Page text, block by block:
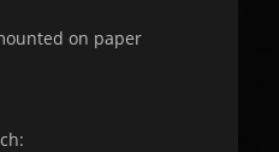
on paper